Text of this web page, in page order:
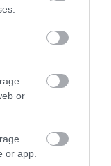
or
or app.